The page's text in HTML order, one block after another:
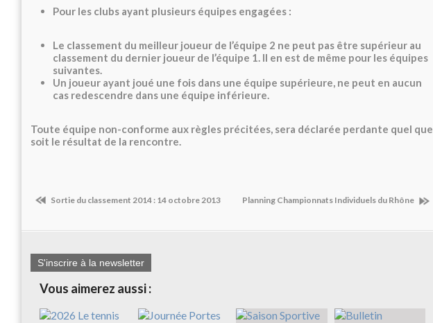
Pour les clubs ayant plusieurs équipes engagées :
Le classement du meilleur joueur de l’équipe 2 ne peut pas être supérieur au
classement du dernier joueur de l’équipe 1. Il en est de même pour les équipes
suivantes.
Un joueur ayant joué une fois dans une équipe supérieure, ne peut en aucun
cas redescendre dans une équipe inférieure.
Toute équipe non-conforme aux règles précitées, sera déclarée perdante quel que
soit le résultat de la rencontre.
Sortie du classement 2014 : 14 octobre 2013 Planning Championnats Individuels du Rhône
S'inscrire à la newsletter
Vous aimerez aussi :